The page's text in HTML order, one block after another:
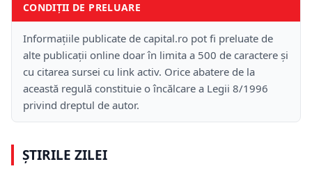
CONDIȚII DE PRELUARE
Informațiile publicate de capital.ro pot fi preluate de
alte publicații online doar în limita a 500 de caractere și
cu citarea sursei cu link activ. Orice abatere de la
această regulă constituie o încălcare a Legii 8/1996
privind dreptul de autor.
ȘTIRILE ZILEI